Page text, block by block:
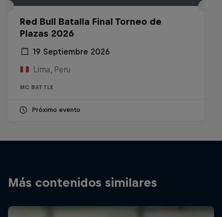
Red Bull Batalla Final Torneo de
Plazas 2026
19 Septiembre 2026
Lima, Peru
MC BATTLE
Próximo evento
Más contenidos similares